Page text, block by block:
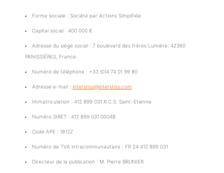
Forme sociale : Société par Actions Simplifiée
Capital social : 400 000 €
Adresse du siège social : 7 boulevard des frères Lumière, 42360
PANISSIÈRES, France
Numéro de téléphone : +33 (0)4 74 01 99 80
Adresse e-mail : interstiss@interstiss.com
Immatriculation : 412 899 031 R.C.S. Saint-Etienne
Numéro SIRET : 412 899 031 00048
Code APE : 1812Z
Numéro de TVA intracommunautaire : FR 24 412 899 031
Directeur de la publication : M. Pierre BRUNIER